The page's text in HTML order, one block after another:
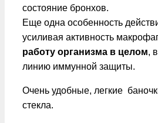
состояние бронхов.
Еще одна особенность
усиливая активность
работу организма в целом,
линию иммунной защиты.
Очень удобные, легкие
стекла.